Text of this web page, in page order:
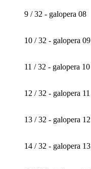
9 / 32 - galopera 08
10 / 32 - galopera 09
11 / 32 - galopera 10
12 / 32 - galopera 11
13 / 32 - galopera 12
14 / 32 - galopera 13